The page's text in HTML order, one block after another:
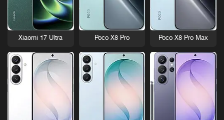
Poco X8 Pro Max
Poco X8 Pro
Xiaomi 17 Ultra